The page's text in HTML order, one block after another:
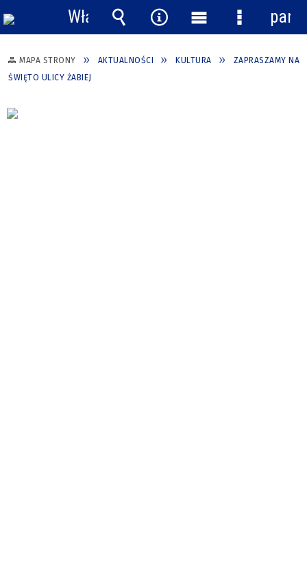
MAPA STRONY AKTUALNOŚCI KULTURA
ZAPRASZAMY NA
ŚWIĘTO ULICY ŻABIEJ
Włącz
powiadomienia
Wyszukiwarka
Narzędzia
Menu
główne
Menu
panel